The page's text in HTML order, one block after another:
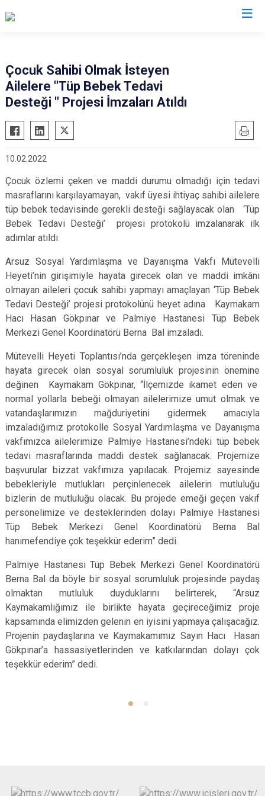
Altınözü
Dörtyol
İskenderun
Kırıkhan
Kumlu
Reyhanlı
Antakya
Defne
Çocuk Sahibi Olmak İsteyen
Ailelere "Tüp Bebek Tedavi
Desteği " Projesi İmzaları Atıldı
10.02.2022
Çocuk özlemi çeken ve maddi durumu olmadığı için tedavi
masraflarını karşılayamayan, vakıf üyesi ihtiyaç sahibi ailelere
tüp bebek tedavisinde gerekli desteği sağlayacak olan ‘Tüp
Bebek Tedavi Desteği’ projesi protokolü imzalanarak ilk
adımlar atıldı
Arsuz Sosyal Yardımlaşma ve Dayanışma Vakfı Mütevelli
Heyeti’nin girişimiyle hayata girecek olan ve maddi imkânı
olmayan aileleri çocuk sahibi yapmayı amaçlayan ‘Tüp Bebek
Tedavi Desteği’ projesi protokolünü heyet adına Kaymakam
Hacı Hasan Gökpınar ve Palmiye Hastanesi Tüp Bebek
Merkezi Genel Koordinatörü Berna Bal imzaladı.
Mütevelli Heyeti Toplantısı’nda gerçekleşen imza töreninde
hayata girecek olan sosyal sorumluluk projesinin önemine
değinen Kaymakam Gökpınar, “İlçemizde ikamet eden ve
normal yollarla bebeği olmayan ailelerimize umut olmak ve
vatandaşlarımızın mağduriyetini gidermek amacıyla
imzaladığımız protokolle Sosyal Yardımlaşma ve Dayanışma
vakfımızca ailelerimize Palmiye Hastanesi’ndeki tüp bebek
tedavi masraflarında maddi destek sağlanacak. Projemize
başvurular bizzat vakfımıza yapılacak. Projemiz sayesinde
bebekleriyle mutlukları perçinlenecek ailelerin mutluluğu
bizlerin de mutluluğu olacak. Bu projede emeği geçen vakıf
personelimize ve desteklerinden dolayı Palmiye Hastanesi
Tüp Bebek Merkezi Genel Koordinatörü Berna Bal
hanımefendiye çok teşekkür ederim” dedi.
Palmiye Hastanesi Tüp Bebek Merkezi Genel Koordinatörü
Berna Bal da böyle bir sosyal sorumluluk projesinde paydaş
olmaktan mutluluk duyduklarını belirterek, “Arsuz
Kaymakamlığımız ile birlikte hayata geçireceğimiz proje
kapsamında elimizden gelenin en iyisini yapmaya çalışacağız.
Projenin paydaşlarına ve Kaymakamımız Sayın Hacı Hasan
Gökpınar’a hassasiyetlerinden ve katkılarından dolayı çok
teşekkür ederim” dedi.